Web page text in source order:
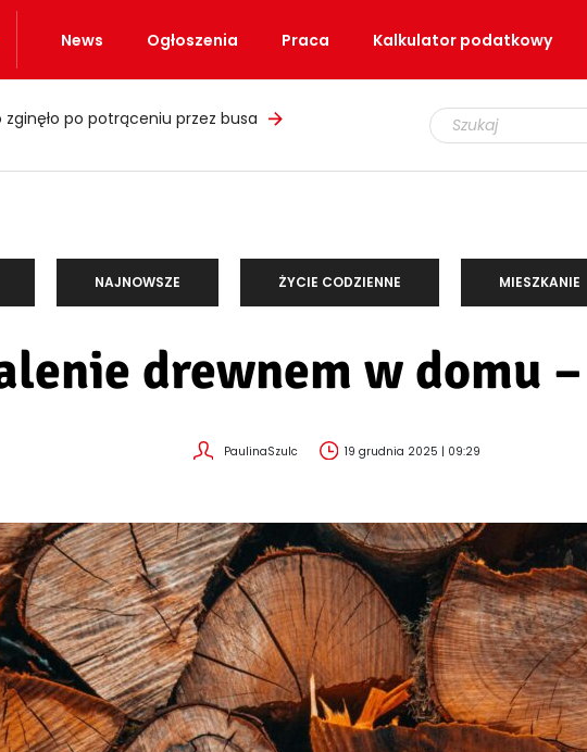
News Ogłoszenia Praca Kalkulator podatkowy
po potrąceniu przez busa
NAJNOWSZE ŻYCIE CODZIENNE MIESZKANIE
drewnem w domu
PaulinaSzulc 19 grudnia 2025 | 09:29